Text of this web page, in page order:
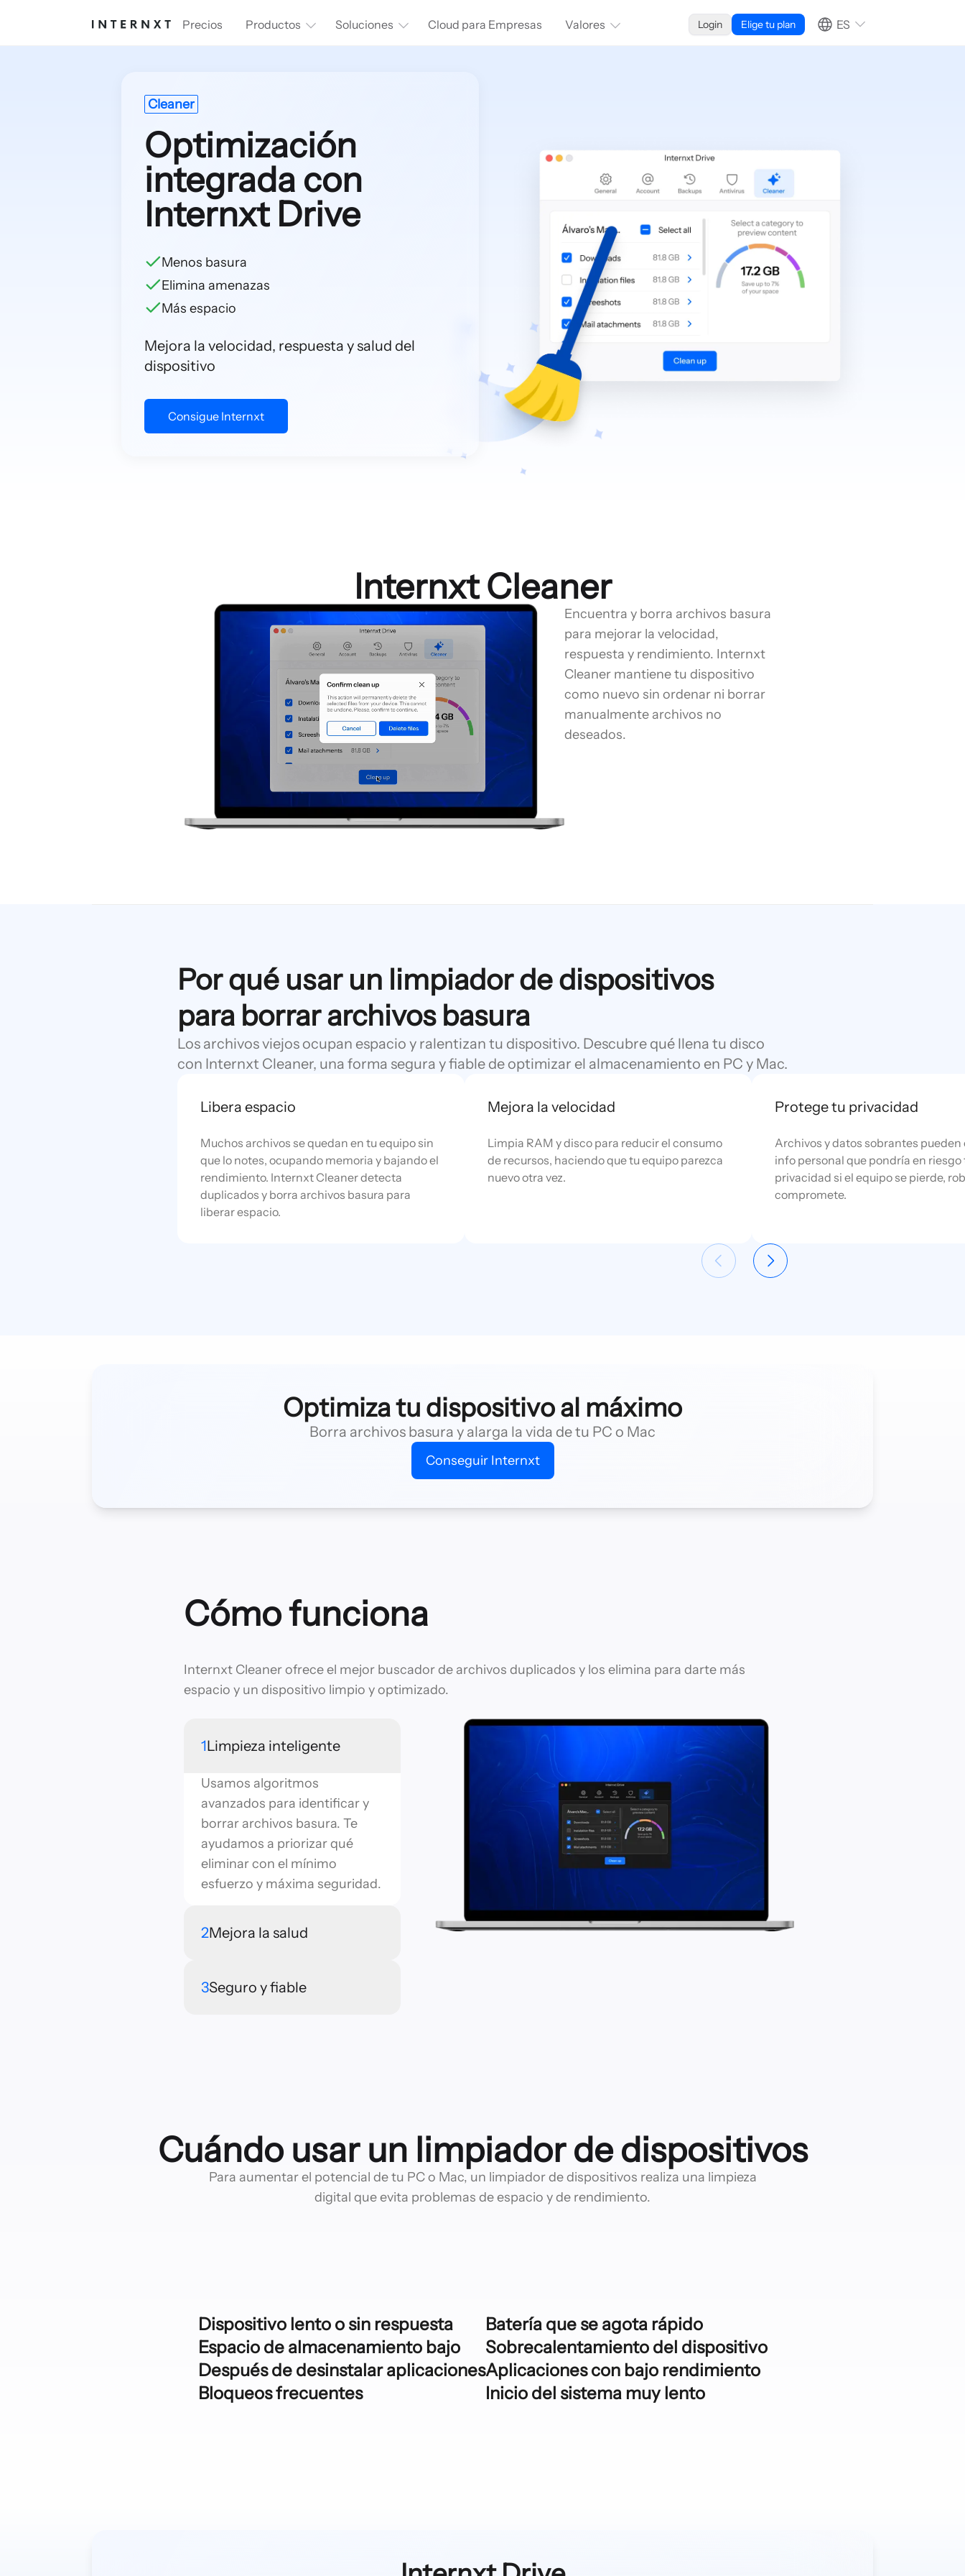
Precios Productos Soluciones Cloud para Empresas Valores Login Elige tu plan ES
Cleaner
Optimización
integrada con
Internxt Drive
Menos basura
Elimina amenazas
Más espacio
Mejora la velocidad, respuesta y salud del
dispositivo
Consigue Internxt
Internxt Cleaner
Encuentra y borra archivos basura
para mejorar la velocidad,
respuesta y rendimiento. Internxt
Cleaner mantiene tu dispositivo
como nuevo sin ordenar ni borrar
manualmente archivos no
deseados.
Por qué usar un limpiador de dispositivos
para borrar archivos basura
Los archivos viejos ocupan espacio y ralentizan tu dispositivo. Descubre qué llena tu disco
con Internxt Cleaner, una forma segura y fiable de optimizar el almacenamiento en PC y Mac.
Libera espacio
Muchos archivos se quedan en tu equipo sin
que lo notes, ocupando memoria y bajando el
rendimiento. Internxt Cleaner detecta
duplicados y borra archivos basura para
liberar espacio.
Mejora la velocidad
Limpia RAM y disco para reducir el consumo
de recursos, haciendo que tu equipo parezca
nuevo otra vez.
Protege tu privacidad
Archivos y datos sobrantes
info personal que pondría en riesgo
privacidad si el equipo se pierde,
compromete.
Optimiza tu dispositivo al máximo
Borra archivos basura y alarga la vida de tu PC o Mac
Conseguir Internxt
Cómo funciona
Internxt Cleaner ofrece el mejor buscador de archivos duplicados y los elimina para darte más
espacio y un dispositivo limpio y optimizado.
1Limpieza inteligente
Usamos algoritmos
avanzados para identificar y
borrar archivos basura. Te
ayudamos a priorizar qué
eliminar con el mínimo
esfuerzo y máxima seguridad.
2Mejora la salud
3Seguro y fiable
Cuándo usar un limpiador de dispositivos
Para aumentar el potencial de tu PC o Mac, un limpiador de dispositivos realiza una limpieza
digital que evita problemas de espacio y de rendimiento.
Dispositivo lento o sin respuesta
Espacio de almacenamiento bajo
Después de desinstalar aplicaciones
Bloqueos frecuentes
Batería que se agota rápido
Sobrecalentamiento del dispositivo
Aplicaciones con bajo rendimiento
Inicio del sistema muy lento